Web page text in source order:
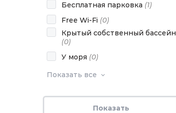
Бесплатная парковка (1)
Free Wi-Fi (0)
Крытый собственный бассейн
(0)
У моря (0)
Показать все